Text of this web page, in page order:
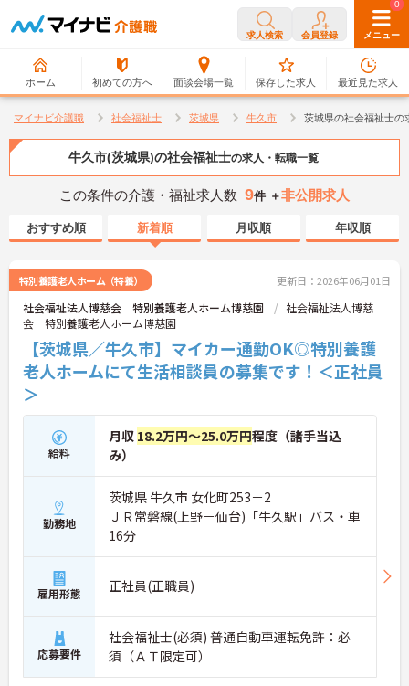
求人検索 会員登録 メニュー
ホーム 初めての方へ 面談会場一覧
0
保存した求人
0
最近見た求人
マイナビ介護職 社会福祉士 茨城県 牛久市 茨城県の社会福祉士の
牛久市(茨城県)の社会福祉士の求人・転職一覧
この条件の介護・福祉求人数 9件 ＋非公開求人
おすすめ順 新着順 月収順 年収順
特別養護老人ホーム（特養） 更新日：2026年06月01日
社会福祉法人博慈会 特別養護老人ホーム博慈園
社会福祉法人博慈
会 特別養護老人ホーム博慈園
【茨城県／牛久市】マイカー通勤OK◎特別養護
老人ホームにて生活相談員の募集です！＜正社員
＞
給料
月収 18.2万円～25.0万円程度（諸手当込
み）
勤務地
茨城県 牛久市 女化町253－2
ＪＲ常磐線(上野－仙台)「牛久駅」バス・車
16分
雇用形態 正社員(正職員)
応募要件
社会福祉士(必須) 普通自動車運転免許：必
須（ＡＴ限定可）